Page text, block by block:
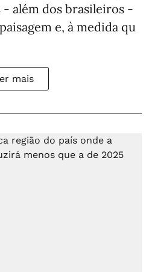
além dos brasileiros -
e, à medida qu
mais